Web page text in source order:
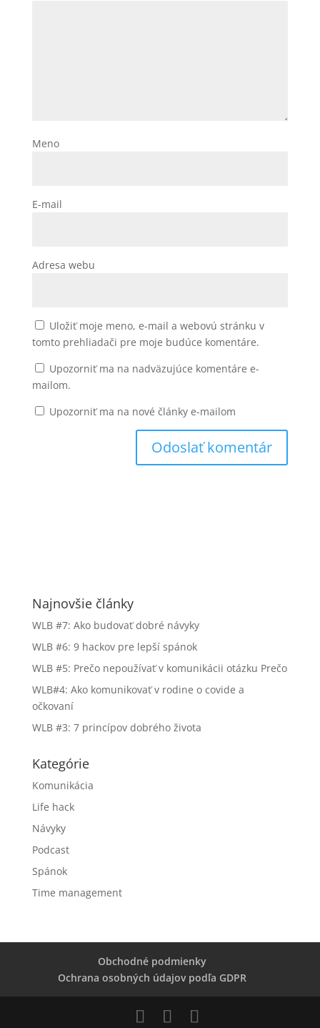
Meno
E-mail
Adresa webu
Uložiť moje meno, e-mail a webovú stránku v
tomto prehliadači pre moje budúce komentáre.
Upozorniť ma na nadväzujúce komentáre e-
mailom.
Upozorniť ma na nové články e-mailom
Najnovšie články
WLB #7: Ako budovať dobré návyky
WLB #6: 9 hackov pre lepší spánok
WLB #5: Prečo nepoužívať v komunikácii otázku Prečo
WLB#4: Ako komunikovať v rodine o covide a
očkovaní
WLB #3: 7 princípov dobrého života
Kategórie
Komunikácia
Life hack
Návyky
Podcast
Spánok
Time management
Obchodné podmienky
Ochrana osobných údajov podľa GDPR